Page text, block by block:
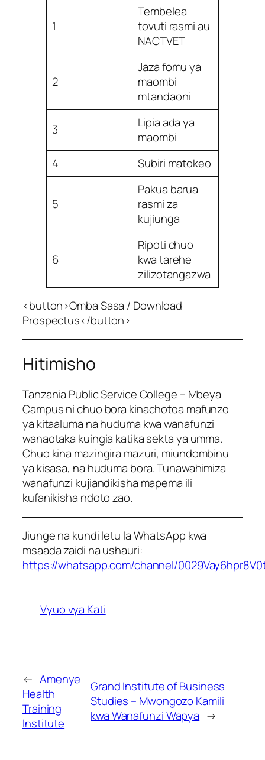
1
Tembelea
tovuti rasmi au
NACTVET
2
Jaza fomu ya
maombi
mtandaoni
3
Lipia ada ya
maombi
4
Subiri matokeo
5
Pakua barua
rasmi za
kujiunga
6
Ripoti chuo
kwa tarehe
zilizotangazwa
<button>Omba Sasa / Download
Prospectus</button>
Hitimisho
Tanzania Public Service College – Mbeya
Campus ni chuo bora kinachotoa mafunzo
ya kitaaluma na huduma kwa wanafunzi
wanaotaka kuingia katika sekta ya umma.
Chuo kina mazingira mazuri, miundombinu
ya kisasa, na huduma bora. Tunawahimiza
wanafunzi kujiandikisha mapema ili
kufanikisha ndoto zao.
Jiunge na kundi letu la WhatsApp kwa
msaada zaidi na ushauri:
https://whatsapp.com/channel/
Vyuo vya Kati
← Amenye
Health
Training
Institute
Grand Institute of Business
Studies – Mwongozo Kamili
kwa Wanafunzi Wapya →